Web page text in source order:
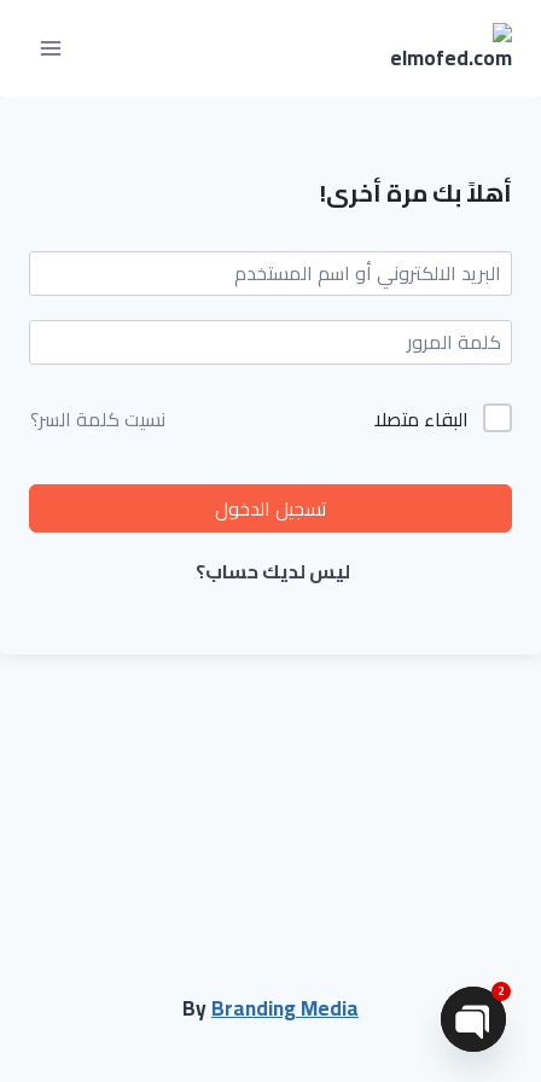
أهلاً بك مرة أخرى!
البقاء متصلا نسيت كلمة السر؟
تسجيل الدخول
ليس لديك حساب؟
ByBranding Media 2